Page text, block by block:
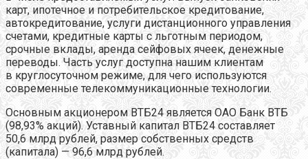
карт, ипотечное и потребительское кредитование,
автокредитование, услуги дистанционного управления
счетами, кредитные карты с льготным периодом,
срочные вклады, аренда сейфовых ячеек, денежные
переводы. Часть услуг доступна нашим клиентам
в круглосуточном режиме, для чего используются
современные телекоммуникационные технологии.
Основным акционером ВТБ24 является ОАО Банк ВТБ
(98,93% акций). Уставный капитал ВТБ24 составляет
50,6 млрд рублей, размер собственных средств
(капитала) — 96,6 млрд рублей.